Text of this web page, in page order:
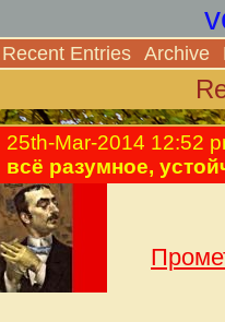
Recent Entries Archive
25th-Mar-2014 12:52
всё разумное,